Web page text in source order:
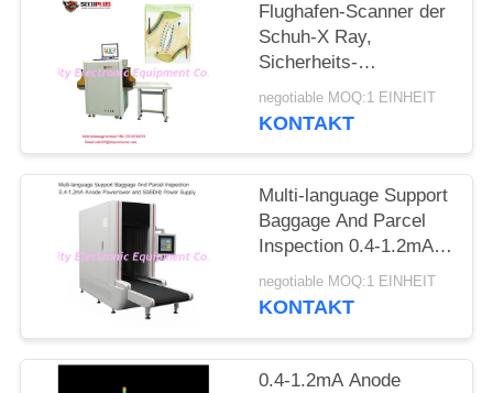
PRIVACY
POLICY
Flughafen-Scanner der
Schuh-X Ray,
Sicherheits-
Abtasteinrichtung zur
Selbstkennzeichen-
negotiable MOQ:1 EINHEIT
KONTAKT
Multi-language Support
Baggage And Parcel
Inspection 0.4-1.2mA
Anode Power and
50/60Hz Power Supply
negotiable MOQ:1 EINHEIT
KONTAKT
0.4-1.2mA Anode